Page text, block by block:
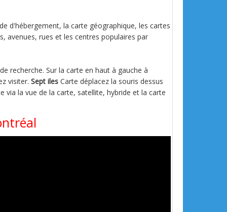
d'hébergement, la carte géographique, les cartes
avenues, rues et les centres populaires par
recherche. Sur la carte en haut à gauche à
visiter. Sept iles Carte déplacez la souris dessus
via la vue de la carte, satellite, hybride et la carte